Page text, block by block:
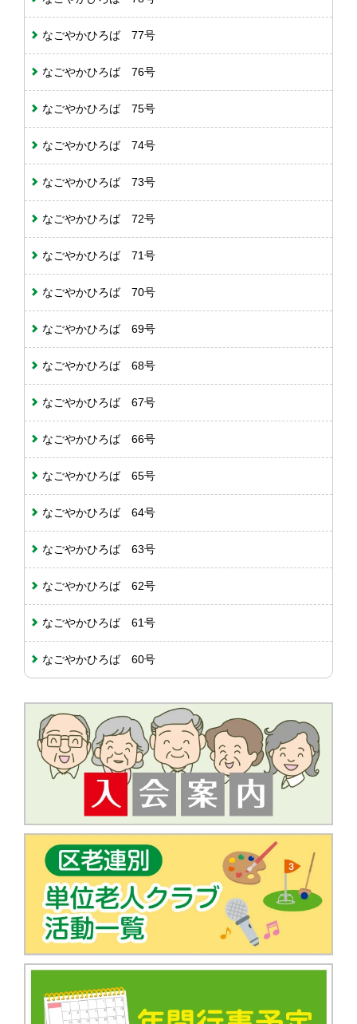
なごやかひろば 77号
なごやかひろば 76号
なごやかひろば 75号
なごやかひろば 74号
なごやかひろば 73号
なごやかひろば 72号
なごやかひろば 71号
なごやかひろば 70号
なごやかひろば 69号
なごやかひろば 68号
なごやかひろば 67号
なごやかひろば 66号
なごやかひろば 65号
なごやかひろば 64号
なごやかひろば 63号
なごやかひろば 62号
なごやかひろば 61号
なごやかひろば 60号